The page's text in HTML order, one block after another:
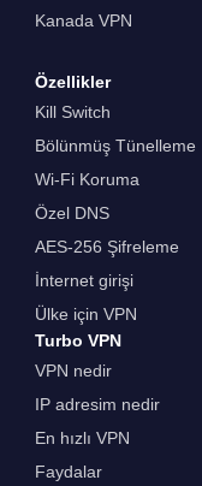
Kanada VPN
Özellikler
Kill Switch
Bölünmüş Tünelleme
Wi-Fi Koruma
Özel DNS
AES-256 Şifreleme
İnternet girişi
Ülke için VPN
Turbo VPN
VPN nedir
IP adresim nedir
En hızlı VPN
Faydalar